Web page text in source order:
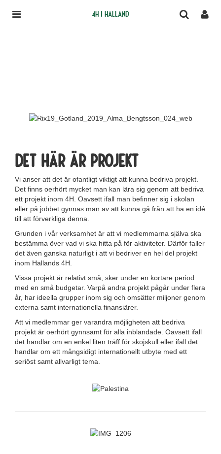
4H i Halland
Det här är projekt
Vi anser att det är ofantligt viktigt att kunna bedriva projekt.
Det finns oerhört mycket man kan lära sig genom att bedriva
ett projekt inom 4H. Oavsett ifall man befinner sig i skolan
eller på jobbet gynnas man av att kunna gå från att ha en idé
till att förverkliga denna.
Grunden i vår verksamhet är att vi medlemmarna själva ska
bestämma över vad vi ska hitta på för aktiviteter. Därför faller
det även ganska naturligt i att vi bedriver en hel del projekt
inom Hallands 4H.
Vissa projekt är relativt små, sker under en kortare period
med en små budgetar. Varpå andra projekt pågår under flera
år, har ideella grupper inom sig och omsätter miljoner genom
externa samt internationella finansiärer.
Att vi medlemmar ger varandra möjligheten att bedriva
projekt är oerhört gynnsamt för alla inblandade. Oavsett ifall
det handlar om en enkel liten träff för skojskull eller ifall det
handlar om ett mångsidigt internationellt utbyte med ett
seriöst samt allvarligt tema.